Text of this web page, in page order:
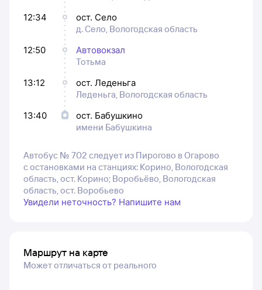
12:34
ост. Село
д. Село, Вологодская область
12:50
Автовокзал
Тотьма
13:12
ост. Леденьга
Леденьга, Вологодская область
13:40
ост. Бабушкино
имени Бабушкина
Автобус № 702 следует из Пирогово в Огарово
с остановками на станциях: Корино, Вологодская
область, ост. Корино; Воробьёво, Вологодская
область, ост. Воробьево
Увидели неточность? Напишите нам
Маршрут на карте
Может отличаться от реального